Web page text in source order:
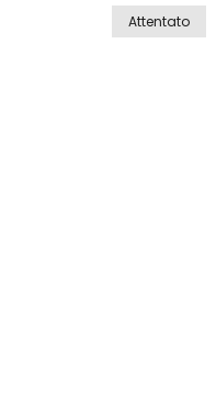
Attentato